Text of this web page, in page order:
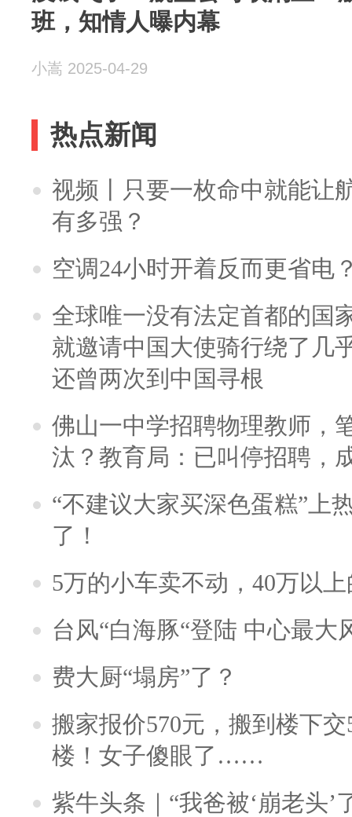
班，知情人曝内幕
小嵩 2025-04-29
热点新闻
视频丨只要一枚命中就能让
有多强？
空调24小时开着反而更省电
全球唯一没有法定首都的国
就邀请中国大使骑行绕了几
还曾两次到中国寻根
佛山一中学招聘物理教师，
汰？教育局：已叫停招聘，
“不建议大家买深色蛋糕”上
了！
5万的小车卖不动，40万以
台风“白海豚“登陆 中心最大
费大厨“塌房”了？
搬家报价570元，搬到楼下
楼！女子傻眼了……
紫牛头条｜“我爸被‘崩老头’